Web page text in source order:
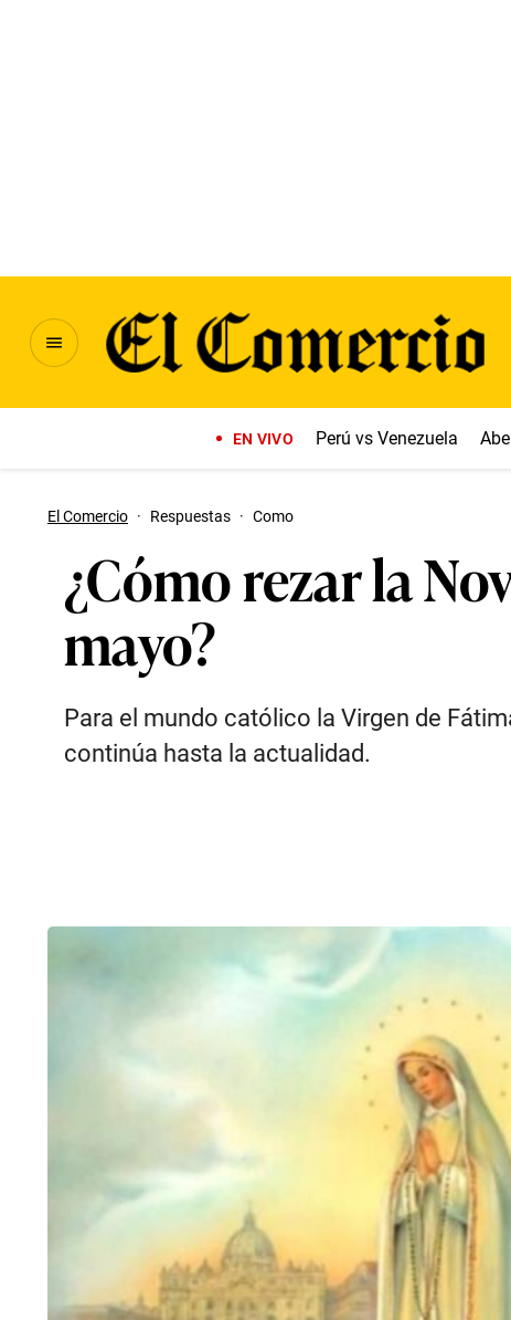
EN VIVO Perú vs Venezuela
El Comercio · Respuestas · Como
¿Cómo rezar la
mayo?
Para el mundo católico la Virgen de
continúa hasta la actualidad.